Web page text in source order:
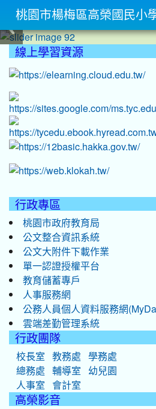
線上學習資源
行政專區
桃園市政府教育局
公文整合資訊系統
公文大附件下載作業
單一認證授權平台
教育儲蓄專戶
人事服務網
公務人員個人資料服務網
雲端差勤管理系統
行政團隊
校長室 教務處
學務處
總務處
輔導室
幼兒園
人事室
會計室
高榮影音
桃園市楊梅區高榮國民小